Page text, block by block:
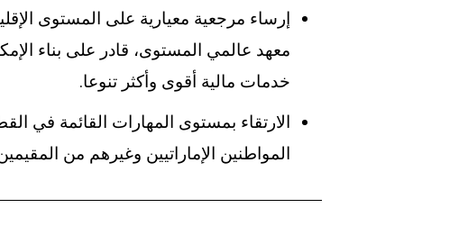
إرساء مرجعية معيارية على المستوى
معهد عالمي المستوى، قادر على بناء
خدمات مالية أقوى وأكثر تنوعا.
الارتقاء بمستوى المهارات القائمة في
المواطنين الإماراتيين وغيرهم من